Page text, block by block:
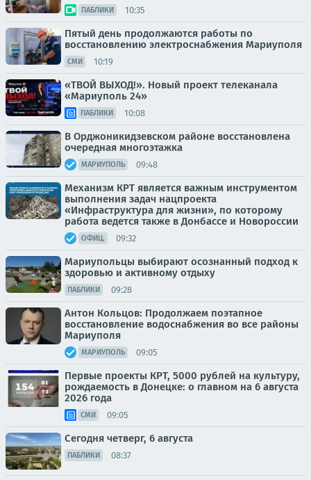
ПАБЛИКИ 10:35
Пятый день продолжаются работы по
восстановлению электроснабжения Мариуполя
СМИ 10:19
«ТВОЙ ВЫХОД!». Новый проект телеканала
«Мариуполь 24»
ПАБЛИКИ 10:08
В Орджоникидзевском районе восстановлена
очередная многоэтажка
МАРИУПОЛЬ 09:48
Механизм КРТ является важным инструментом
выполнения задач нацпроекта
«Инфраструктура для жизни», по которому
работа ведется также в Донбассе и Новороссии
ОФИЦ. 09:32
Мариупольцы выбирают осознанный подход к
здоровью и активному отдыху
ПАБЛИКИ 09:28
Антон Кольцов: Продолжаем поэтапное
восстановление водоснабжения во все районы
Мариуполя
МАРИУПОЛЬ 09:05
Первые проекты КРТ, 5000 рублей на культуру,
рождаемость в Донецке: о главном на 6 августа
2026 года
СМИ 09:05
Сегодня четверг, 6 августа
ПАБЛИКИ 08:37